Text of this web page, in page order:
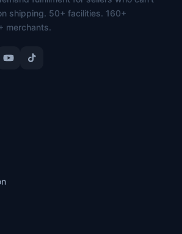
shipping. 50+ facilities. 160+
merchants.